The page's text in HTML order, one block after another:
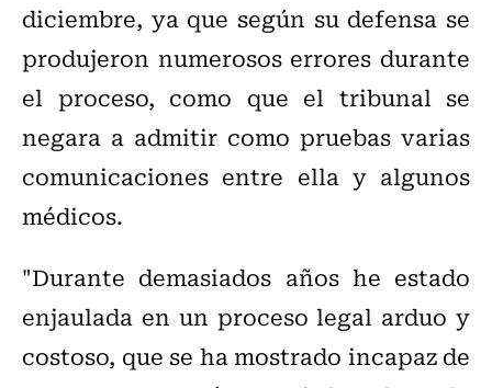
diciembre, ya que según su defensa se
produjeron numerosos errores durante
el proceso, como que el tribunal se
negara a admitir como pruebas varias
comunicaciones entre ella y algunos
médicos.
"Durante demasiados años he estado
enjaulada en un proceso legal arduo y
costoso, que se ha mostrado incapaz de